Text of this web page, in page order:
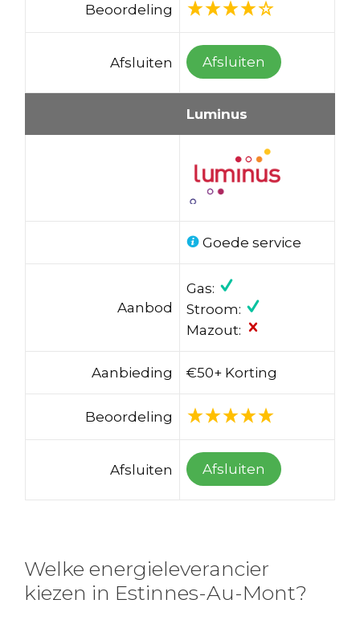
Beoordeling
Afsluiten Afsluiten
Luminus
Goede service
Aanbod
Gas:
Stroom:
Mazout:
Aanbieding €50+ Korting
Beoordeling
Afsluiten Afsluiten
Welke energieleverancier
kiezen in Estinnes-Au-Mont?